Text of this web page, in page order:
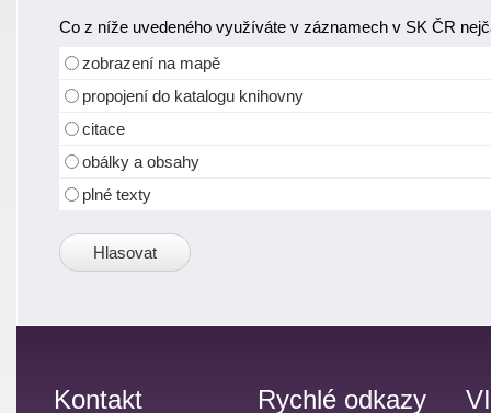
Co z níže uvedeného využíváte v záznamech v SK ČR
zobrazení na mapě
propojení do katalogu knihovny
citace
obálky a obsahy
plné texty
Kontakt Rychlé odkazy